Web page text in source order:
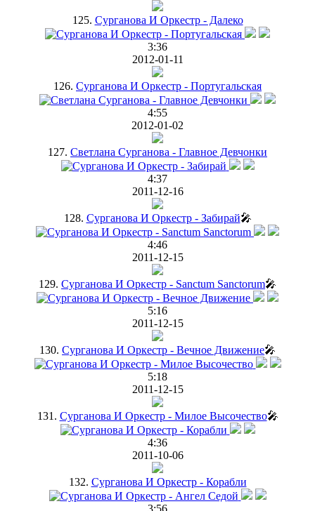
125. Сурганова И Оркестр - Далеко
3:36
2012-01-11
126. Сурганова И Оркестр - Португальская
4:55
2012-01-02
127. Светлана Сурганова - Главное Девчонки
4:37
2011-12-16
128. Сурганова И Оркестр - Забирай🎤
4:46
2011-12-15
129. Сурганова И Оркестр - Sanctum Sanctorum🎤
5:16
2011-12-15
130. Сурганова И Оркестр - Вечное Движение🎤
5:18
2011-12-15
131. Сурганова И Оркестр - Милое Высочество🎤
4:36
2011-10-06
132. Сурганова И Оркестр - Корабли
3:56